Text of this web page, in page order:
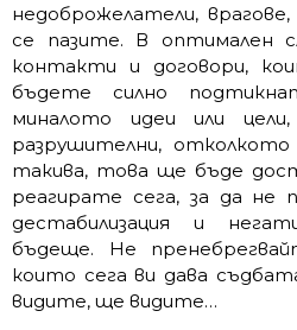
недоброжелатели,
се пазите. В оптимален
контакти и договори,
бъдете силно
миналото идеи или
разрушителни,
такива, това ще бъде
реагирате сега, за да не
дестабилизация и
бъдеще. Не
които сега ви дава
видите, ще видите…